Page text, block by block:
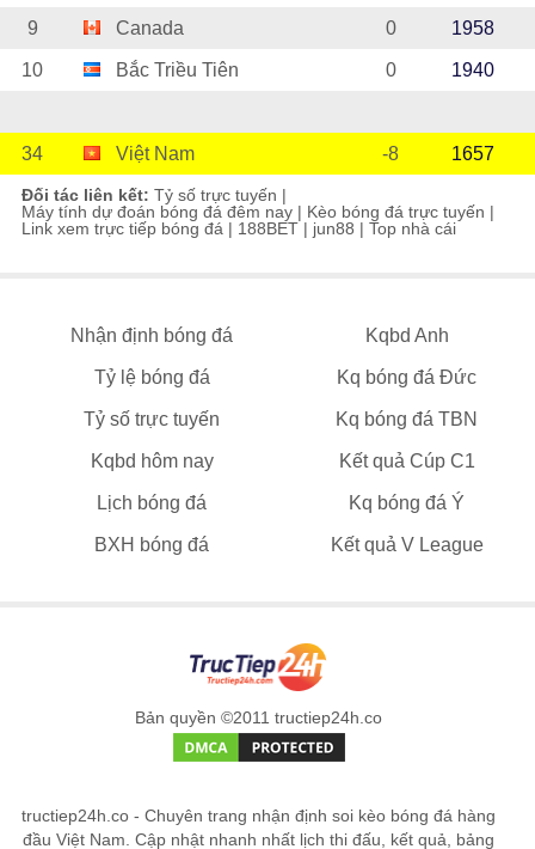
9 Canada 0 1958
10 Bắc Triều Tiên 0 1940
34 Việt Nam -8 1657
Đối tác liên kết: Tỷ số trực tuyến |
Máy tính dự đoán bóng đá đêm nay | Kèo bóng đá trực tuyến |
Link xem trực tiếp bóng đá | 188BET | jun88 | Top nhà cái
Nhận định bóng đá Kqbd Anh
Tỷ lệ bóng đá Kq bóng đá Đức
Tỷ số trực tuyến Kq bóng đá TBN
Kqbd hôm nay Kết quả Cúp C1
Lịch bóng đá Kq bóng đá Ý
BXH bóng đá Kết quả V League
Bản quyền ©2011 tructiep24h.co
tructiep24h.co - Chuyên trang nhận định soi kèo bóng đá hàng
đầu Việt Nam. Cập nhật nhanh nhất lịch thi đấu, kết quả, bảng